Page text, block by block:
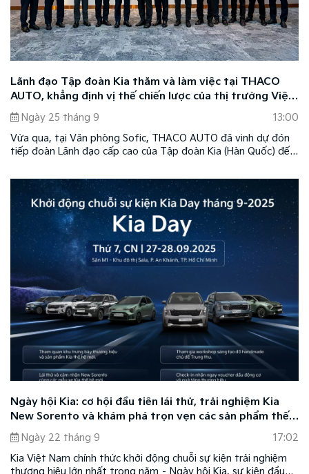
Lãnh đạo Tập đoàn Kia thăm và làm việc tại THACO
AUTO, khẳng định vị thế chiến lược của thị trường Việt
Nam
Ngày 25 tháng 9
13:00
Vừa qua, tại Văn phòng Sofic, THACO AUTO đã vinh dự đón
tiếp đoàn Lãnh đạo cấp cao của Tập đoàn Kia (Hàn Quốc) đến
quan hệ hợp tác chiến lược và thảo luận về kế hoạch phát
triển thương hiệu Kia tại Việt Nam trong giai đoạn mới.
Ngày hội Kia: cơ hội đầu tiên lái thử, trải nghiệm Kia
New Sorento và khám phá trọn vẹn các sản phẩm thế
hệ mới của Kia
Ngày 22 tháng 9
17:02
Kia Việt Nam chính thức khởi động chuỗi sự kiện trải nghiệm
thương hiệu lớn nhất trong năm – Ngày hội Kia, sự kiện đầu